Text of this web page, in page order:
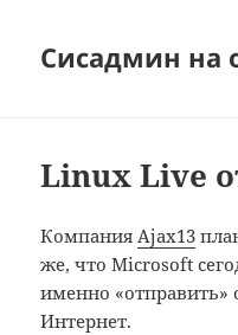
Сисадмин на
Linux Live
КомпанияAjax13
же, что Microsoft
именно «отправить»
Интернет.